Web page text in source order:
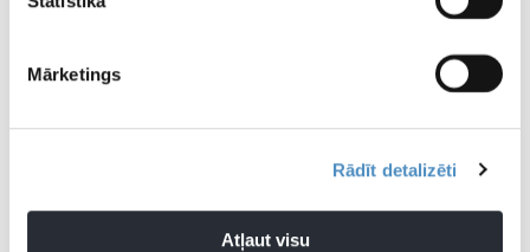
Mārketings
Rādīt detalizēti
Atļaut visu